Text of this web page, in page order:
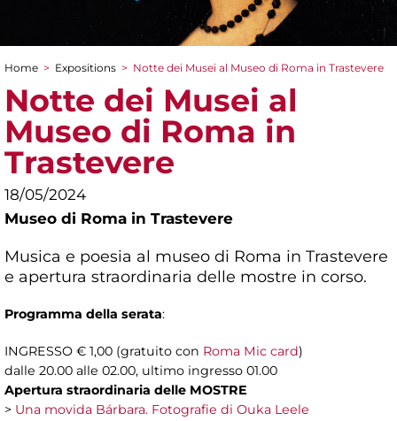
You are here
Home > Expositions > Notte dei Musei al Museo di Roma in Trastevere
Notte dei Musei al
Museo di Roma in
Trastevere
18/05/2024
Museo di Roma in Trastevere
Musica e poesia al museo di Roma in Trastevere
e apertura straordinaria delle mostre in corso.
Programma della serata:
INGRESSO € 1,00 (gratuito con Roma Mic card)
dalle 20.00 alle 02.00, ultimo ingresso 01.00
Apertura straordinaria delle MOSTRE
> Una movida Bárbara. Fotografie di Ouka Leele